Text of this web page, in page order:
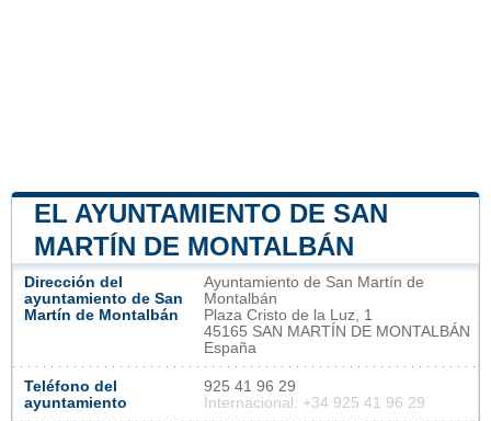
EL AYUNTAMIENTO DE SAN
MARTÍN DE MONTALBÁN
Dirección del
ayuntamiento de San
Martín de Montalbán
Ayuntamiento de San Martín de
Montalbán
Plaza Cristo de la Luz, 1
45165 SAN MARTÍN DE MONTALBÁN
España
Teléfono del
ayuntamiento
925 41 96 29
Internacional: +34 925 41 96 29